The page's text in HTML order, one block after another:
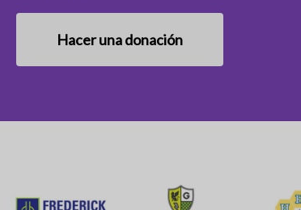
Hacer una donación